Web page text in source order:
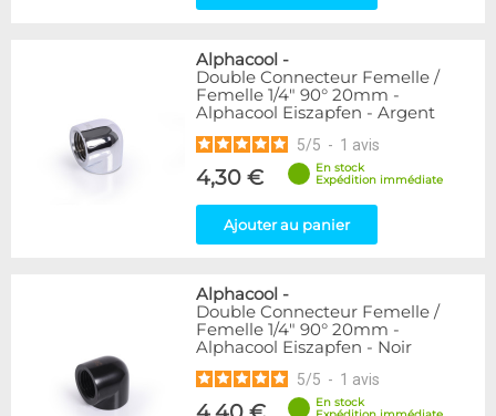
Alphacool -
Double Connecteur Femelle /
Femelle 1/4" 90° 20mm -
Alphacool Eiszapfen - Argent
5/5 - 1 avis
4,30 €
En stock
Expédition immédiate
Ajouter au panier
Alphacool -
Double Connecteur Femelle /
Femelle 1/4" 90° 20mm -
Alphacool Eiszapfen - Noir
5/5 - 1 avis
En stock